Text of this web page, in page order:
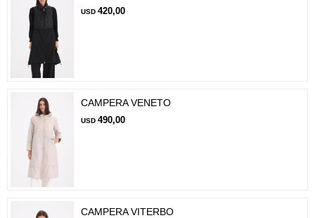
USD 420,00
CAMPERA VENETO
USD 490,00
CAMPERA VITERBO